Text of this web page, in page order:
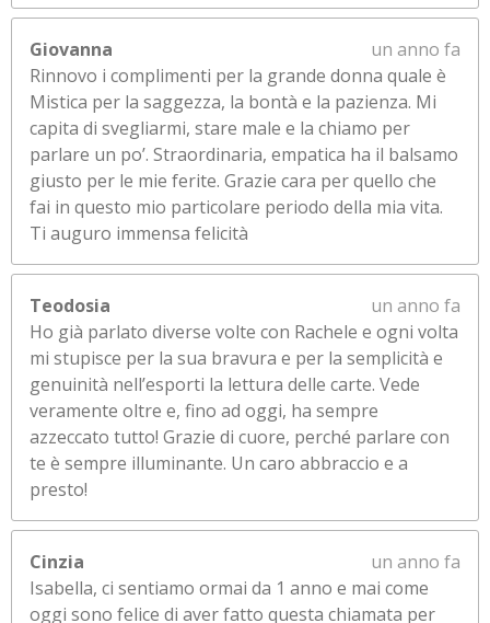
Giovanna
un anno fa
Rinnovo i complimenti per la grande donna quale è
Mistica per la saggezza, la bontà e la pazienza. Mi
capita di svegliarmi, stare male e la chiamo per
parlare un po’. Straordinaria, empatica ha il balsamo
giusto per le mie ferite. Grazie cara per quello che
fai in questo mio particolare periodo della mia vita.
Ti auguro immensa felicità
Teodosia
un anno fa
Ho già parlato diverse volte con Rachele e ogni volta
mi stupisce per la sua bravura e per la semplicità e
genuinità nell’esporti la lettura delle carte. Vede
veramente oltre e, fino ad oggi, ha sempre
azzeccato tutto! Grazie di cuore, perché parlare con
te è sempre illuminante. Un caro abbraccio e a
presto!
Cinzia
un anno fa
Isabella, ci sentiamo ormai da 1 anno e mai come
oggi sono felice di aver fatto questa chiamata per